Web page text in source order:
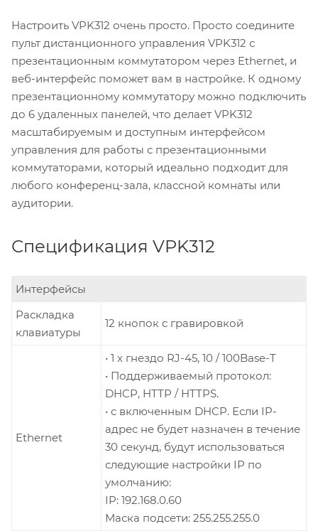
Настроить VPK312 очень просто. Просто соедините
пульт дистанционного управления VPK312 с
презентационным коммутатором через Ethernet, и
веб-интерфейс поможет вам в настройке. К одному
презентационному коммутатору можно подключить
до 6 удаленных панелей, что делает VPK312
масштабируемым и доступным интерфейсом
управления для работы с презентационными
коммутаторами, который идеально подходит для
любого конференц-зала, классной комнаты или
аудитории.
Спецификация VPK312
Интерфейсы
Раскладка
клавиатуры
12 кнопок с гравировкой
Ethernet
• 1 x гнездо RJ-45, 10 / 100Base-T
• Поддерживаемый протокол:
DHCP, HTTP / HTTPS.
• с включенным DHCP. Если IP-
адрес не будет назначен в течение
30 секунд, будут использоваться
следующие настройки IP по
умолчанию:
IP: 192.168.0.60
Маска подсети: 255.255.255.0